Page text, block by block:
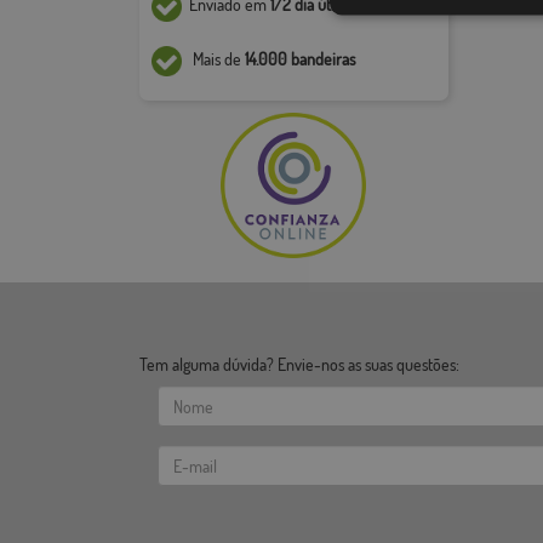
Enviado em1/2 dia útil*
Mais de 14.000 bandeiras
Tem alguma dúvida? Envie-nos as suas questões: